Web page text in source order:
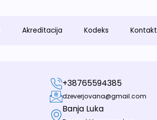
Akreditacija Kodeks Kontakt
+38765594385
dzeverjovana@gmail.com
Banja Luka